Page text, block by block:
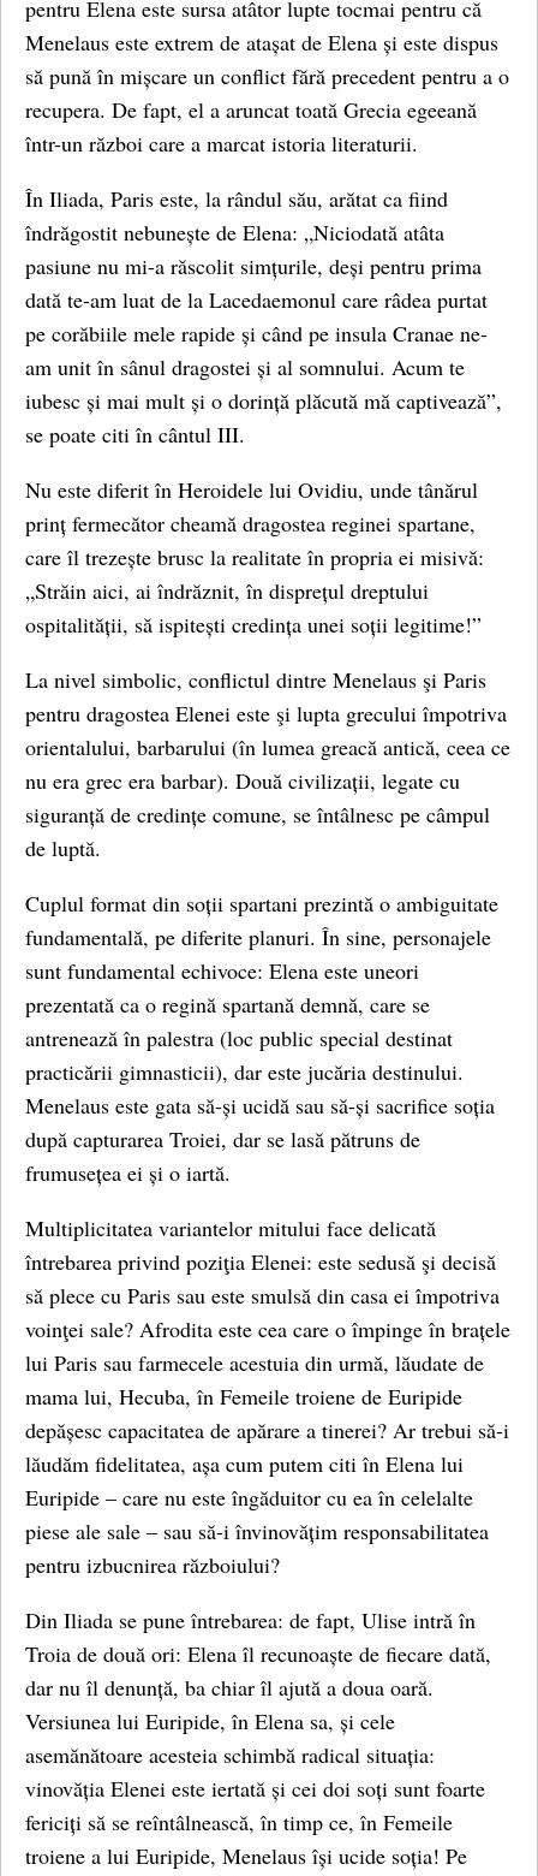
pentru Elena este sursa atâtor lupte tocmai pentru că
Menelaus este extrem de atașat de Elena și este dispus
să pună în mișcare un conflict fără precedent pentru a o
recupera. De fapt, el a aruncat toată Grecia egeeană
într-un război care a marcat istoria literaturii.
În Iliada, Paris este, la rândul său, arătat ca fiind
îndrăgostit nebunește de Elena: „Niciodată atâta
pasiune nu mi-a răscolit simțurile, deși pentru prima
dată te-am luat de la Lacedaemonul care râdea purtat
pe corăbiile mele rapide și când pe insula Cranae ne-
am unit în sânul dragostei și al somnului. Acum te
iubesc și mai mult și o dorință plăcută mă captivează”,
se poate citi în cântul III.
Nu este diferit în Heroidele lui Ovidiu, unde tânărul
prinț fermecător cheamă dragostea reginei spartane,
care îl trezește brusc la realitate în propria ei misivă:
„Străin aici, ai îndrăznit, în disprețul dreptului
ospitalității, să ispitești credința unei soții legitime!”
La nivel simbolic, conflictul dintre Menelaus şi Paris
pentru dragostea Elenei este şi lupta grecului împotriva
orientalului, barbarului (în lumea greacă antică, ceea ce
nu era grec era barbar). Două civilizații, legate cu
siguranță de credințe comune, se întâlnesc pe câmpul
de luptă.
Cuplul format din soții spartani prezintă o ambiguitate
fundamentală, pe diferite planuri. În sine, personajele
sunt fundamental echivoce: Elena este uneori
prezentată ca o regină spartană demnă, care se
antrenează în palestra (loc public special destinat
practicării gimnasticii), dar este jucăria destinului.
Menelaus este gata să-și ucidă sau să-și sacrifice soția
după capturarea Troiei, dar se lasă pătruns de
frumusețea ei și o iartă.
Multiplicitatea variantelor mitului face delicată
întrebarea privind poziţia Elenei: este sedusă şi decisă
să plece cu Paris sau este smulsă din casa ei împotriva
voinţei sale? Afrodita este cea care o împinge în brațele
lui Paris sau farmecele acestuia din urmă, lăudate de
mama lui, Hecuba, în Femeile troiene de Euripide
depășesc capacitatea de apărare a tinerei? Ar trebui să-i
lăudăm fidelitatea, așa cum putem citi în Elena lui
Euripide – care nu este îngăduitor cu ea în celelalte
piese ale sale – sau să-i învinovățim responsabilitatea
pentru izbucnirea războiului?
Din Iliada se pune întrebarea: de fapt, Ulise intră în
Troia de două ori: Elena îl recunoaște de fiecare dată,
dar nu îl denunță, ba chiar îl ajută a doua oară.
Versiunea lui Euripide, în Elena sa, și cele
asemănătoare acesteia schimbă radical situația:
vinovăția Elenei este iertată și cei doi soți sunt foarte
fericiți să se reîntâlnească, în timp ce, în Femeile
troiene a lui Euripide, Menelaus își ucide soția! Pe